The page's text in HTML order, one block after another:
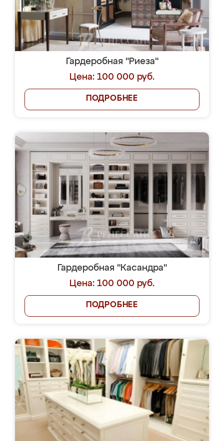
Гардеробная "Риеза"
Цена: 100 000 руб.
ПОДРОБНЕЕ
Гардеробная "Касандра"
Цена: 100 000 руб.
ПОДРОБНЕЕ